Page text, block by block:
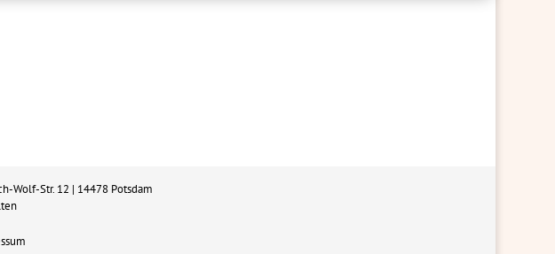
Wolf-Str. 12 | 14478 Potsdam